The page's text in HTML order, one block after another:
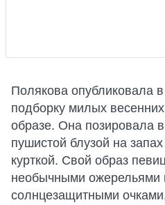
Полякова опубликовала
подборку милых
образе. Она позировала
пушистой блузой на
курткой. Свой образ
необычными
солнцезащитными